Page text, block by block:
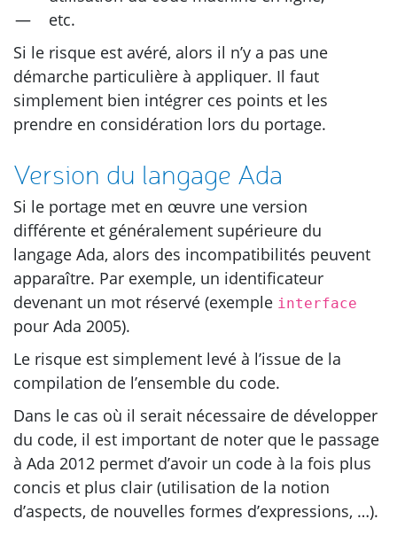
etc.
Si le risque est avéré, alors il n’y a pas une
démarche particulière à appliquer. Il faut
simplement bien intégrer ces points et les
prendre en considération lors du portage.
Version du langage Ada
Si le portage met en œuvre une version
différente et généralement supérieure du
langage Ada, alors des incompatibilités peuvent
apparaître. Par exemple, un identificateur
devenant un mot réservé (exemple interface
pour Ada 2005).
Le risque est simplement levé à l’issue de la
compilation de l’ensemble du code.
Dans le cas où il serait nécessaire de développer
du code, il est important de noter que le passage
à Ada 2012 permet d’avoir un code à la fois plus
concis et plus clair (utilisation de la notion
d’aspects, de nouvelles formes d’expressions, …).